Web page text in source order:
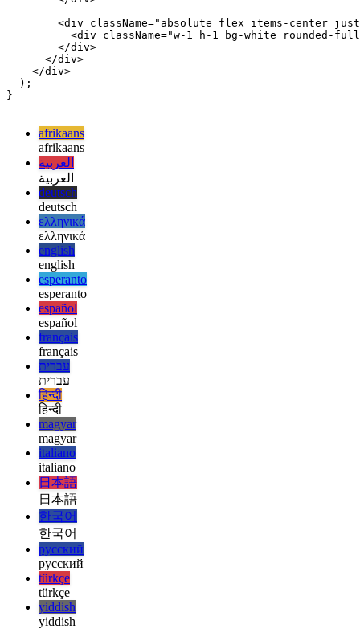
<div className="absolute h-1/2 w-1 origin-
<div className="w-full rounded-full bg-
        </div>
<div className="absolute flex items-center
<div className="w-1 h-1 bg-white rounded-
        </div>
afrikaans
afrikaans
العربية
العربية
deutsch
deutsch
ελληνικά
ελληνικά
english
english
esperanto
esperanto
español
español
français
français
עברית
עברית
हिन्दी
हिन्दी
magyar
magyar
italiano
italiano
日本語
日本語
한국어
한국어
русский
русский
türkçe